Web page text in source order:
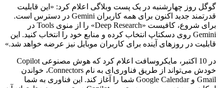
گوگل روز چهارشنبه در یک پست وبلاگی اعلام کرد: «این قابلیت
قدرتمند جدید اکنون برای همه کاربران Gemini در دسترس است.
برای شروع، کافیست «Deep Research» را از منوی Tools در
Gemini روی دسکتاپ انتخاب کرده و منابع خود را انتخاب کنید. این
قابلیت در روزهای آینده برای کاربران موبایل نیز عرضه خواهد شد.»
در 10 اکتبر، مایکروسافت اعلام کرد که هوش مصنوعی Copilot
خودش می‌تواند از طریق فناوری‌ای به نام Connectors، خواندن
Gmail و Google Calendar شما را آغاز کند. این فناوری به شما